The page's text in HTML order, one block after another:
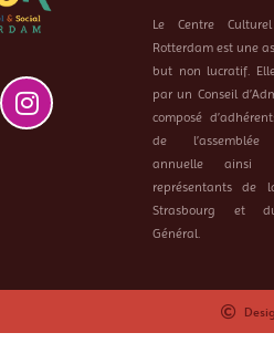
Le Centre
Rotterdam est une
but non lucratif.
par un Conseil
composé
de l’assemblée
annuelle ainsi
représentants de
Strasbourg et
Général.